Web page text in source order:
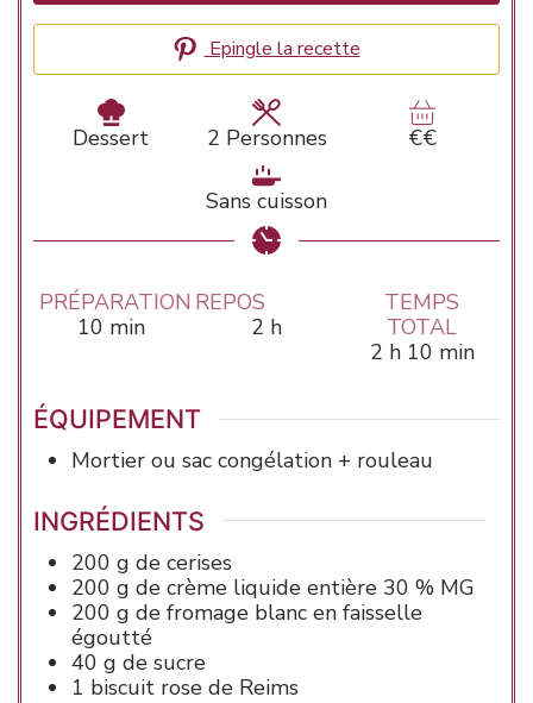
Epingle la recette
Dessert 2 Personnes €€
Sans cuisson
PRÉPARATION
10minutes
min
REPOS
2 heures
h
TEMPS
TOTAL
2heures
h 10minutes
min
ÉQUIPEMENT
Mortier ou sac congélation + rouleau
INGRÉDIENTS
200 g de cerises
200 g de crème liquide entière 30 % MG
200 g de fromage blanc en faisselle
égoutté
40 g de sucre
1 biscuit rose de Reims